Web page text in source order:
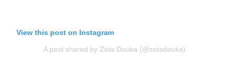
View this post on Instagram
A post shared by Zeta Douka (@zetadouka)